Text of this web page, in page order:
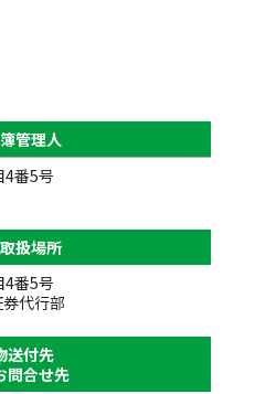
管理人
4番5号
扱場所
4番5号
代行部
送付先
問合せ先